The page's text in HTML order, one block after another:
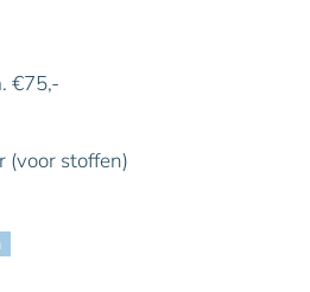
€75,-
(voor stoffen)